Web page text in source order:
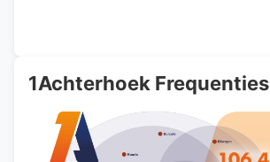
1Achterhoek Frequenties